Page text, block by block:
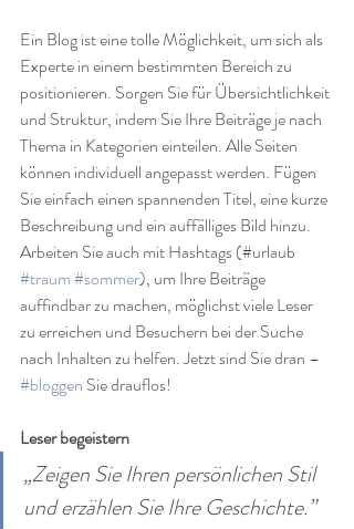
Ein Blog ist eine tolle Möglichkeit, um sich als
Experte in einem bestimmten Bereich zu
positionieren. Sorgen Sie für Übersichtlichkeit
und Struktur, indem Sie Ihre Beiträge je nach
Thema in Kategorien einteilen. Alle Seiten
können individuell angepasst werden. Fügen
Sie einfach einen spannenden Titel, eine kurze
Beschreibung und ein auffälliges Bild hinzu.
Arbeiten Sie auch mit Hashtags (#urlaub
#traum#sommer), um Ihre Beiträge
auffindbar zu machen, möglichst viele Leser
zu erreichen und Besuchern bei der Suche
nach Inhalten zu helfen. Jetzt sind Sie dran –
#bloggen Sie drauflos!
Leser begeistern
„Zeigen Sie Ihren persönlichen Stil
und erzählen Sie Ihre Geschichte.”